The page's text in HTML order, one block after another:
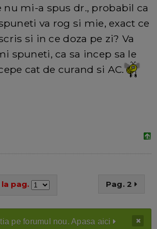
nu mi-a spus dr., probabil ca
va rog si mie, exact ce
si in ce doza pe zi? Va
spuneti, ca sa incep sa le
cat de curand si AC.
pag. Pag. 2
pe forumul nou. Apasa aici